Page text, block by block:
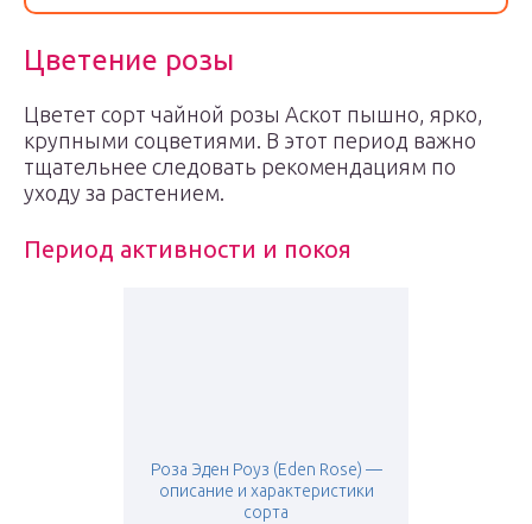
Цветение розы
Цветет сорт чайной розы Аскот пышно, ярко,
крупными соцветиями. В этот период важно
тщательнее следовать рекомендациям по
уходу за растением.
Период активности и покоя
Роза Эден Роуз (Eden Rose) —
описание и характеристики
сорта